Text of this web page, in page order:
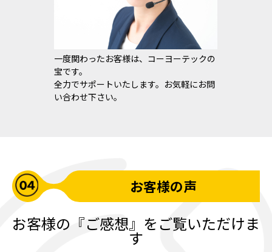
一度関わったお客様は、コーヨーテックの
宝です。
全力でサポートいたします。お気軽にお問
い合わせ下さい。
お客様の声
お客様の『ご感想』をご覧いただけま
す